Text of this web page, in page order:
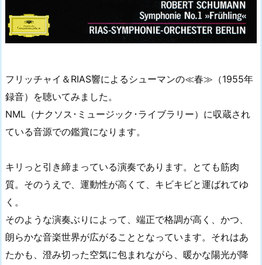
フリッチャイ＆RIAS響によるシューマンの≪春≫（1955年
録音）を聴いてみました。
NML（ナクソス･ミュージック･ライブラリー）に収蔵され
ている音源での鑑賞になります。
キリっと引き締まっている演奏であります。とても筋肉
質。そのうえで、運動性が高くて、キビキビと運ばれてゆ
く。
そのような演奏ぶりによって、端正で格調が高く、かつ、
朗らかな音楽世界が広がることとなっています。それはあ
たかも、澄み切った空気に包まれながら、暖かな陽光が降